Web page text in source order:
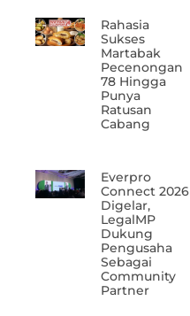
Rahasia
Sukses
Martabak
Pecenongan
78 Hingga
Punya
Ratusan
Cabang
Everpro
Connect 2026
Digelar,
LegalMP
Dukung
Pengusaha
Sebagai
Community
Partner